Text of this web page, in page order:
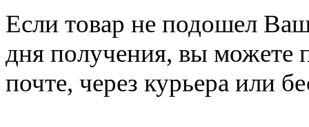
Если товар не подошел
дня получения, вы можете
почте, через курьера или